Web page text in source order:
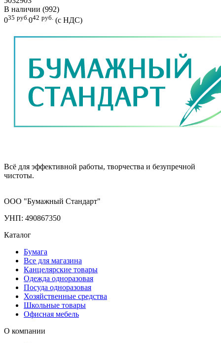
В наличии (992)
035 руб. 042 руб. (с НДС)
Всё для эффективной работы, творчества и безупречной
чистоты.
ООО "Бумажный Стандарт"
УНП: 490867350
Каталог
Бумага
Все для магазина
Канцелярские товары
Одежда одноразовая
Посуда одноразовая
Хозяйственные средства
Школьные товары
Офисная мебель
О компании